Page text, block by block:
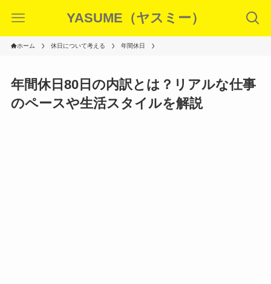
YASUME（ヤスミー）
ホーム 休日について考える 年間休日
年間休日80日の内訳とは？リアルな仕事
のペースや生活スタイルを解説